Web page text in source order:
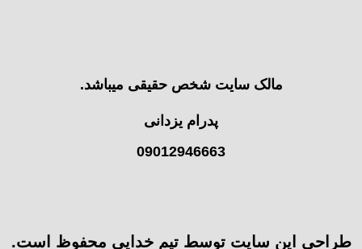
مالک سایت شخص حقیقی میباشد.
پدرام یزدانی
09012946663
طراحی این سایت توسط تیم خدایی محفوظ است.